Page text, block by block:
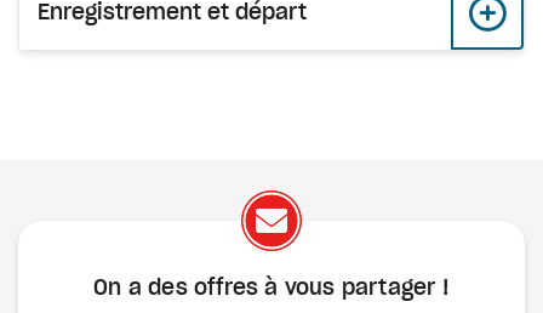
Enregistrement et départ
On a des offres à vous partager !